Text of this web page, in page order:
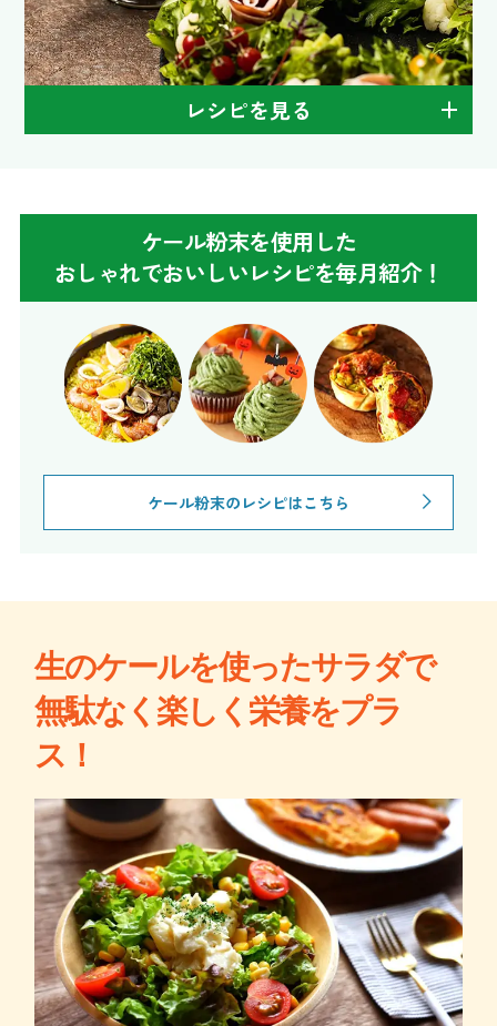
レシピを見る
ケール粉末を使用した
おしゃれでおいしいレシピを毎月紹介！
ケール粉末のレシピはこちら
生のケールを使ったサラダで
無駄なく楽しく栄養をプラ
ス！